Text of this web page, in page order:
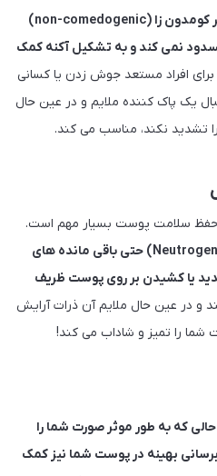
ژل شستشوی صورت نوتروژینا غیر کومدون زا (non-comedogenic)
نمی کند و به تشکیل آکنه کمک
افراد مستعد جوش زدن یا کسانی
یک پاک کننده ملایم و در عین حال
تشدید نکند، مناسب می کند.
حفظ سلامت پوست بسیار مهم است.
ژل شستشوی صورت نوتروژینا (Neutrogena) حتی باقی مانده های
یا کشیدن بر روی پوست ظریف
و در عین حال ملایم آن ذرات آرایش
را تمیز و شاداب می کند!
که به طور موثر صورت شما را
بهینه در پوست شما نیز کمک